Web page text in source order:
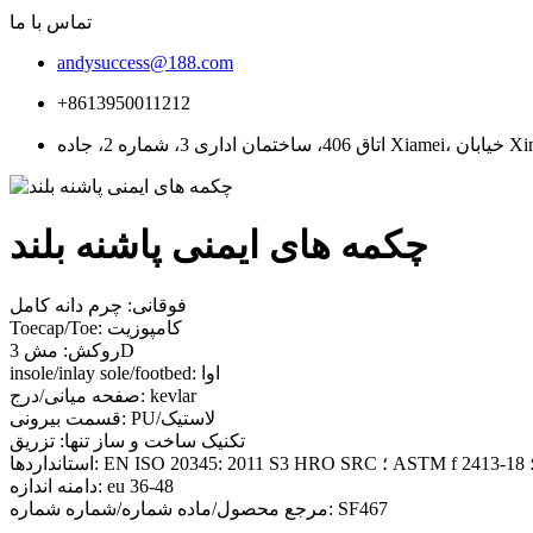
تماس با ما
andysuccess@188.com
+8613950011212
چکمه های ایمنی پاشنه بلند
فوقانی: چرم دانه کامل
Toecap/Toe: کامپوزیت
روکش: مش 3D
insole/inlay sole/footbed: اوا
صفحه میانی/درج: kevlar
قسمت بیرونی: PU/لاستیک
تکنیک ساخت و ساز تنها: تزریق
دامنه اندازه: eu 36-48
مرجع محصول/ماده شماره/شماره شماره: SF467